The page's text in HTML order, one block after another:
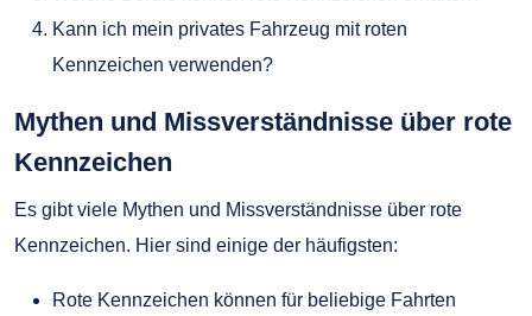
Kann ich mein privates Fahrzeug mit roten
Kennzeichen verwenden?
Mythen und Missverständnisse über rote
Kennzeichen
Es gibt viele Mythen und Missverständnisse über rote
Kennzeichen. Hier sind einige der häufigsten:
Rote Kennzeichen können für beliebige Fahrten